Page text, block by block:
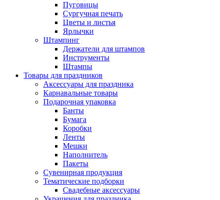
Пуговицы
Сургучная печать
Цветы и листья
Ярлычки
Штампинг
Держатели для штампов
Инструменты
Штампы
Товары для праздников
Аксессуары для праздника
Карнавальные товары
Подарочная упаковка
Банты
Бумага
Коробки
Ленты
Мешки
Наполнитель
Пакеты
Сувенирная продукция
Тематические подборки
Свадебные аксессуары